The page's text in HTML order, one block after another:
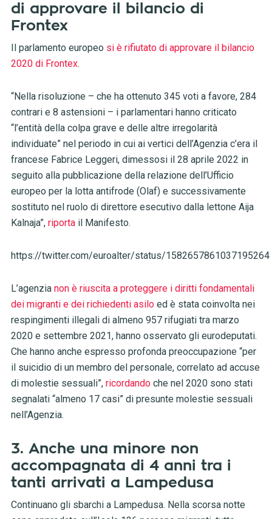
di approvare il bilancio di
Frontex
Il parlamento europeo si è rifiutato di approvare il bilancio
2020 di Frontex.
“Nella risoluzione – che ha ottenuto 345 voti a favore, 284
contrari e 8 astensioni – i parlamentari hanno criticato
“l’entità della colpa grave e delle altre irregolarità
individuate” nel periodo in cui ai vertici dell’Agenzia c’era il
francese Fabrice Leggeri, dimessosi il 28 aprile 2022 in
seguito alla pubblicazione della relazione dell’Ufficio
europeo per la lotta antifrode (Olaf) e successivamente
sostituto nel ruolo di direttore esecutivo dalla lettone Aija
Kalnaja”, riportail Manifesto.
https://twitter.com/euroalter/status/1582657861037195264
L’agenzia non è riuscita a proteggere i diritti fondamentali
dei migranti e dei richiedenti asiloed è stata coinvolta nei
respingimenti illegali di almeno 957 rifugiati tra marzo
2020 e settembre 2021, hanno osservato gli eurodeputati.
Che hanno anche espresso profonda preoccupazione “per
il suicidio di un membro del personale, correlato ad accuse
di molestie sessuali”, ricordandoche nel 2020 sono stati
segnalati “almeno 17 casi” di presunte molestie sessuali
nell’Agenzia.
3. Anche una minore non
accompagnata di 4 anni tra i
tanti arrivati a Lampedusa
Continuano gli sbarchi a Lampedusa. Nella scorsa notte